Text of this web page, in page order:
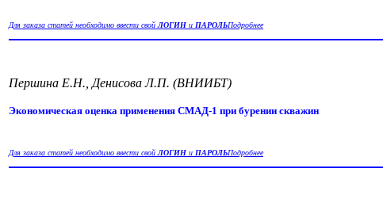
Для заказа статей необходимо ввести свойЛОГИН и ПАРОЛЬПодробнее
Першина Е.Н., Денисова Л.П. (ВНИИБТ)
Экономическая оценка применения СМАД-1 при бурении скважин
Для заказа статей необходимо ввести свойЛОГИН и ПАРОЛЬПодробнее